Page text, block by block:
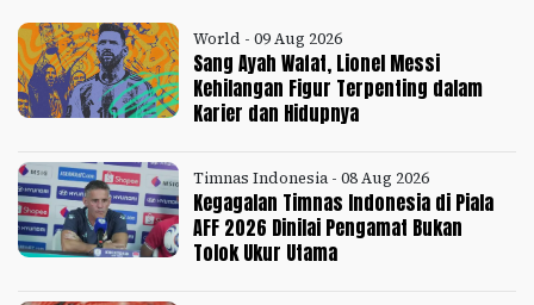
World - 09 Aug 2026
Sang Ayah Wafat, Lionel Messi
Kehilangan Figur Terpenting dalam
Karier dan Hidupnya
Timnas Indonesia - 08 Aug 2026
Kegagalan Timnas Indonesia di Piala
AFF 2026 Dinilai Pengamat Bukan
Tolok Ukur Utama